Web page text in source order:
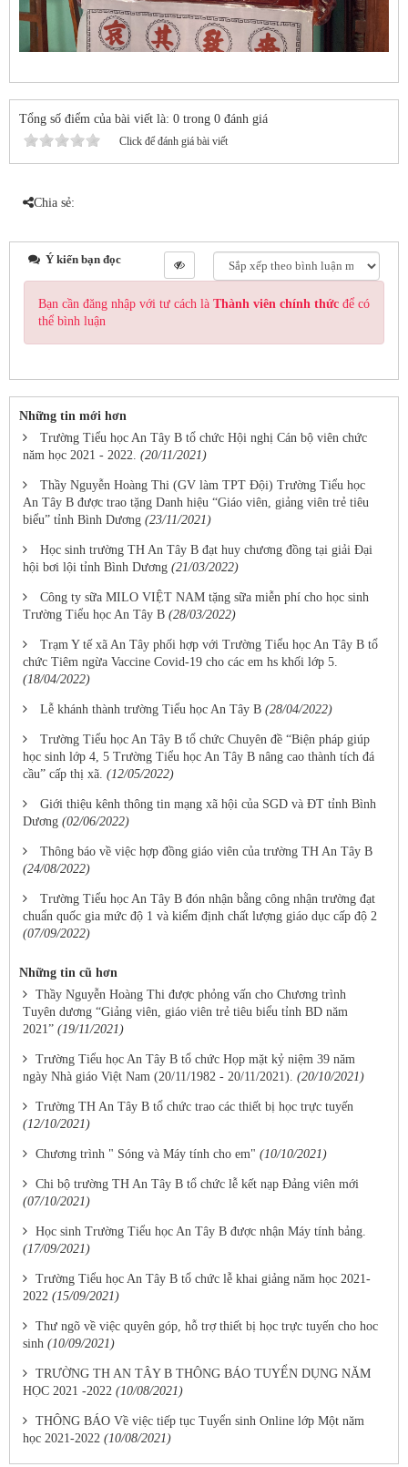
Tổng số điểm của bài viết là: 0 trong 0 đánh giá
Click để đánh giá bài viết
Chia sẻ:
Ý kiến bạn đọc
Bạn cần đăng nhập với tư cách là Thành viên chính thức để có
thể bình luận
Những tin mới hơn
Trường Tiểu học An Tây B tổ chức Hội nghị Cán bộ viên chức
năm học 2021 - 2022. (20/11/2021)
Thầy Nguyễn Hoàng Thi (GV làm TPT Đội) Trường Tiểu học
An Tây B được trao tặng Danh hiệu “Giáo viên, giảng viên trẻ tiêu
biểu” tỉnh Bình Dương (23/11/2021)
Học sinh trường TH An Tây B đạt huy chương đồng tại giải Đại
hội bơi lội tỉnh Bình Dương (21/03/2022)
Công ty sữa MILO VIỆT NAM tặng sữa miễn phí cho học sinh
Trường Tiểu học An Tây B (28/03/2022)
Trạm Y tế xã An Tây phối hợp với Trường Tiểu học An Tây B tổ
chức Tiêm ngừa Vaccine Covid-19 cho các em hs khối lớp 5.
(18/04/2022)
Lễ khánh thành trường Tiểu học An Tây B (28/04/2022)
Trường Tiểu học An Tây B tổ chức Chuyên đề “Biện pháp giúp
học sinh lớp 4, 5 Trường Tiểu học An Tây B nâng cao thành tích đá
cầu” cấp thị xã. (12/05/2022)
Giới thiệu kênh thông tin mạng xã hội của SGD và ĐT tỉnh Bình
Dương (02/06/2022)
Thông báo về việc hợp đồng giáo viên của trường TH An Tây B
(24/08/2022)
Trường Tiểu học An Tây B đón nhận bằng công nhận trường đạt
chuẩn quốc gia mức độ 1 và kiểm định chất lượng giáo dục cấp độ 2
(07/09/2022)
Những tin cũ hơn
Thầy Nguyễn Hoàng Thi được phỏng vấn cho Chương trình
Tuyên dương “Giảng viên, giáo viên trẻ tiêu biểu tỉnh BD năm
2021” (19/11/2021)
Trường Tiểu học An Tây B tổ chức Họp mặt kỷ niệm 39 năm
ngày Nhà giáo Việt Nam (20/11/1982 - 20/11/2021). (20/10/2021)
Trường TH An Tây B tổ chức trao các thiết bị học trực tuyến
(12/10/2021)
Chương trình " Sóng và Máy tính cho em" (10/10/2021)
Chi bộ trường TH An Tây B tổ chức lễ kết nạp Đảng viên mới
(07/10/2021)
Học sinh Trường Tiểu học An Tây B được nhận Máy tính bảng.
(17/09/2021)
Trường Tiểu học An Tây B tổ chức lễ khai giảng năm học 2021-
2022 (15/09/2021)
Thư ngõ về việc quyên góp, hỗ trợ thiết bị học trực tuyến cho hoc
sinh (10/09/2021)
TRƯỜNG TH AN TÂY B THÔNG BÁO TUYỂN DỤNG NĂM
HỌC 2021 -2022 (10/08/2021)
THÔNG BÁO Về việc tiếp tục Tuyển sinh Online lớp Một năm
học 2021-2022 (10/08/2021)